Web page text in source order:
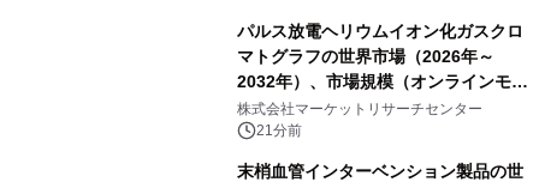
パルス放電ヘリウムイオン化ガスクロ
マトグラフの世界市場（2026年～
2032年）、市場規模（オンラインモニ
タリング型、ラボラトリー型）・分析
レポートを発表
株式会社マーケットリサーチセンター
21分前
末梢血管インターベンション製品の世